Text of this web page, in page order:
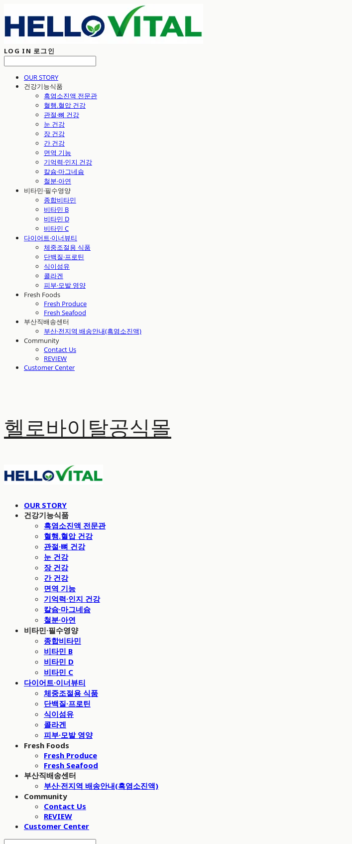
LOG IN 로그인
OUR STORY
건강기능식품
흑염소진액 전문관
혈행.혈압 건강
관절·뼈 건강
눈 건강
장 건강
간 건강
면역 기능
기억력·인지 건강
칼슘·마그네슘
철분·아연
비타민·필수영양
종합비타민
비타민 B
비타민 D
비타민 C
다이어트·이너뷰티
체중조절용 식품
단백질·프로틴
식이섬유
콜라겐
피부·모발 영양
Fresh Foods
Fresh Produce
Fresh Seafood
부산직배송센터
부산·전지역 배송안내(흑염소진액)
Community
Contact Us
REVIEW
Customer Center
헬로바이탈공식몰
OUR STORY
건강기능식품
흑염소진액 전문관
혈행.혈압 건강
관절·뼈 건강
눈 건강
장 건강
간 건강
면역 기능
기억력·인지 건강
칼슘·마그네슘
철분·아연
비타민·필수영양
종합비타민
비타민 B
비타민 D
비타민 C
다이어트·이너뷰티
체중조절용 식품
단백질·프로틴
식이섬유
콜라겐
피부·모발 영양
Fresh Foods
Fresh Produce
Fresh Seafood
부산직배송센터
부산·전지역 배송안내(흑염소진액)
Community
Contact Us
REVIEW
Customer Center